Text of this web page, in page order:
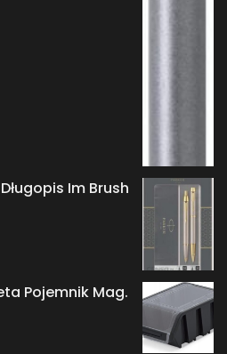
Im Brush
Pojemnik Mag.